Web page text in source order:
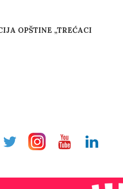
OPŠTINE „TREĆACI
TwitterInstragramYoutubeLinkedin